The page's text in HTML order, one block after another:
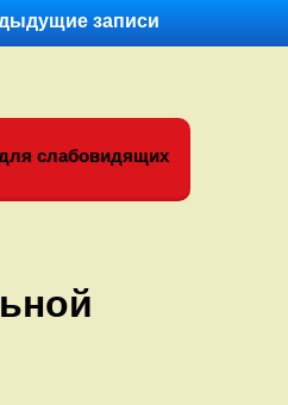
15.12.2023
записи
слабовидящих